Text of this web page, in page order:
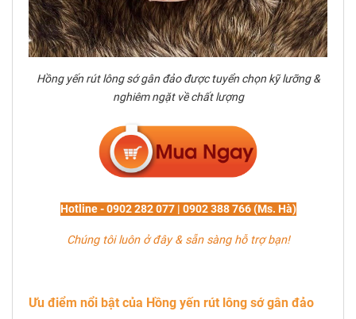
Hồng yến rút lông sớ gân đảo được tuyển chọn kỹ lưỡng &
nghiêm ngặt về chất lượng
Hotline - 0902 282 077 | 0902 388 766 (Ms. Hà)
Chúng tôi luôn ở đây & sẵn sàng hỗ trợ bạn!
Ưu điểm nổi bật của Hồng yến rút lông sớ gân đảo